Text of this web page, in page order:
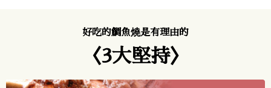
好吃的鯛魚燒是有理由的
〈3大堅持〉